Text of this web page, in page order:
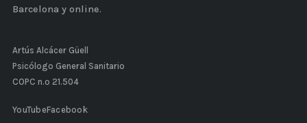
Barcelona y online.
Artús Alcácer Güell
Psicólogo General Sanitario
COPC n.º 21.504
YouTubeFacebook